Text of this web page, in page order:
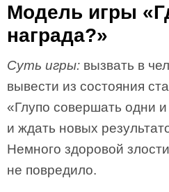
Модель игры
награда?»
Суть игры: вызвать в
вывести из состояния
«Глупо совершать одни
и ждать новых
Немного здоровой
не повредило.